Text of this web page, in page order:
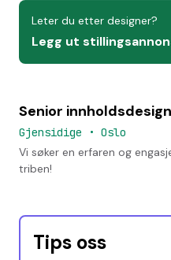
Leter du etter designer?
Legg ut
Senior
Gjensidige • Oslo
Vi søker en erfaren og
triben!
Tips oss